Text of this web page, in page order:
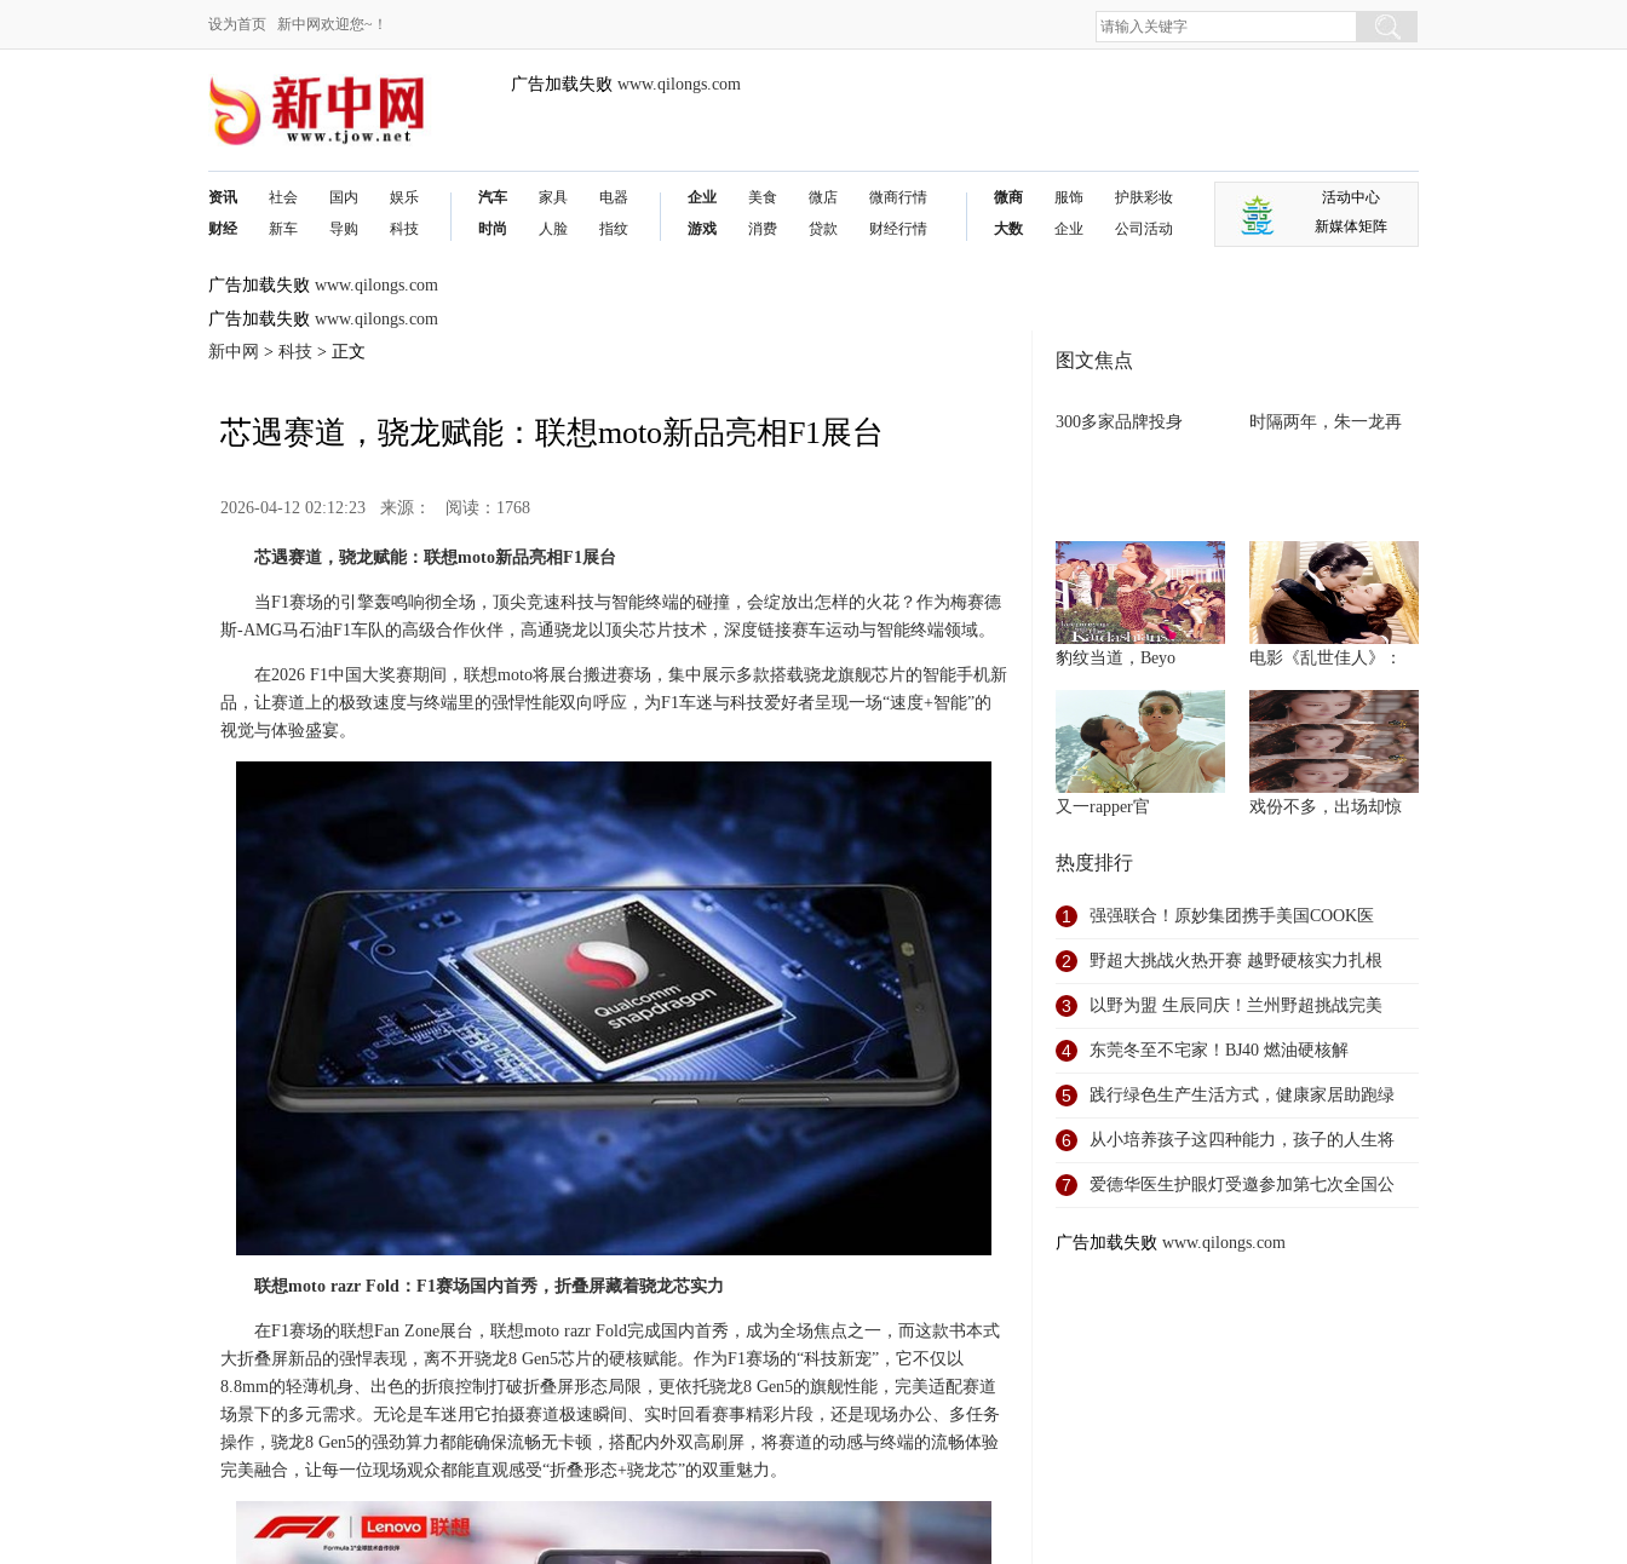
设为首页 新中网欢迎您~！
广告加载失败 www.qilongs.com
资讯
财经
社会
新车
国内
导购
娱乐
科技
汽车
时尚
家具
人脸
电器
指纹
企业
游戏
美食
消费
微店
贷款
微商行情
财经行情
微商
大数
服饰
企业
护肤彩妆
公司活动
活动中心
新媒体矩阵
广告加载失败 www.qilongs.com
广告加载失败 www.qilongs.com
新中网 > 科技 > 正文
芯遇赛道，骁龙赋能：联想moto新品亮相F1展台
2026-04-12 02:12:23 来源： 阅读：1768
芯遇赛道，骁龙赋能：联想moto新品亮相F1展台
当F1赛场的引擎轰鸣响彻全场，顶尖竞速科技与智能终端的碰撞，会绽放出怎样的火花？作为梅赛德
斯-AMG马石油F1车队的高级合作伙伴，高通骁龙以顶尖芯片技术，深度链接赛车运动与智能终端领域。
在2026 F1中国大奖赛期间，联想moto将展台搬进赛场，集中展示多款搭载骁龙旗舰芯片的智能手机新
品，让赛道上的极致速度与终端里的强悍性能双向呼应，为F1车迷与科技爱好者呈现一场“速度+智能”的
视觉与体验盛宴。
联想moto razr Fold：F1赛场国内首秀，折叠屏藏着骁龙芯实力
在F1赛场的联想Fan Zone展台，联想moto razr Fold完成国内首秀，成为全场焦点之一，而这款书本式
大折叠屏新品的强悍表现，离不开骁龙8 Gen5芯片的硬核赋能。作为F1赛场的“科技新宠”，它不仅以
8.8mm的轻薄机身、出色的折痕控制打破折叠屏形态局限，更依托骁龙8 Gen5的旗舰性能，完美适配赛道
场景下的多元需求。无论是车迷用它拍摄赛道极速瞬间、实时回看赛事精彩片段，还是现场办公、多任务
操作，骁龙8 Gen5的强劲算力都能确保流畅无卡顿，搭配内外双高刷屏，将赛道的动感与终端的流畅体验
完美融合，让每一位现场观众都能直观感受“折叠形态+骁龙芯”的双重魅力。
图文焦点
300多家品牌投身 时隔两年，朱一龙再
豹纹当道，Beyo 电影《乱世佳人》：
又一rapper官 戏份不多，出场却惊
热度排行
1 强强联合！原妙集团携手美国COOK医
2 野超大挑战火热开赛 越野硬核实力扎根
3 以野为盟 生辰同庆！兰州野超挑战完美
4 东莞冬至不宅家！BJ40 燃油硬核解
5 践行绿色生产生活方式，健康家居助跑绿
6 从小培养孩子这四种能力，孩子的人生将
7 爱德华医生护眼灯受邀参加第七次全国公
广告加载失败 www.qilongs.com